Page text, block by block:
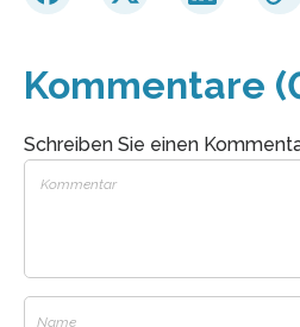
Kommentare
Schreiben Sie einen